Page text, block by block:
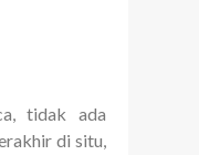
tidak ada
di situ,